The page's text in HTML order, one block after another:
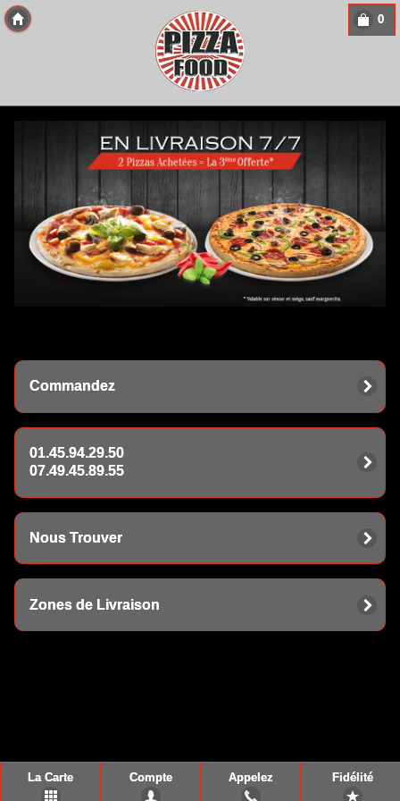
0
Commandez
01.45.94.29.50
07.49.45.89.55
Nous Trouver
Zones de Livraison
La Carte Compte Appelez Fidélité
Copyright 2013 Des-Click Com